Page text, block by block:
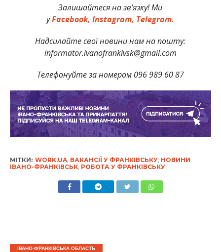
Залишайтеся на зв’язку! Ми
уFacebook, Instagram, Telegram.
Надсилайте свої новини нам на пошту:
informator.ivanofrankivsk@gmail.com
Телефонуйте за номером 096 989 60 87
МІТКИ: WORK.UA, ВАКАНСІЇ У ФРАНКІВСЬКУ, НОВИНИ
ІВАНО-ФРАНКІВСЬК, РОБОТА У ФРАНКІВСЬКУ
ІВАНО-ФРАНКІВСЬКА ОБЛАСТЬ